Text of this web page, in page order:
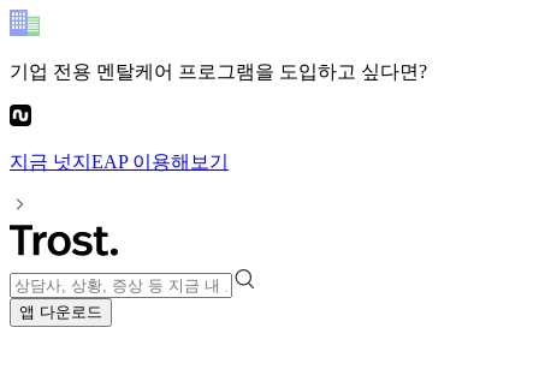
기업 전용 멘탈케어 프로그램을 도입하고 싶다면?
지금 넛지EAP이용해보기
앱 다운로드